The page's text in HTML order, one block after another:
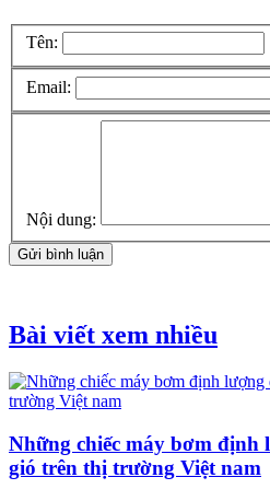
Tên:
Email:
Nội dung:
Gửi bình luận
Bài viết xem nhiều
Những chiếc máy bơm định
gió trên thị trường Việt nam